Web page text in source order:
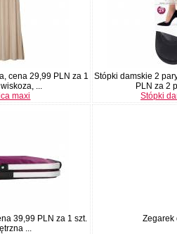
cena 29,99 PLN za 1
...
maxi
Stópki damskie 2
PLN za 2
Stópki
39,99 PLN za 1 szt.
...
Zegarek